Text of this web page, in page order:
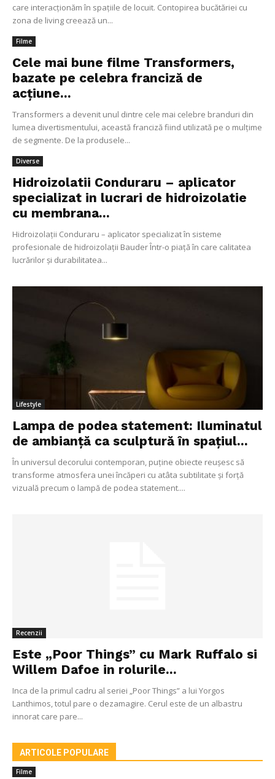
care interacționăm în spațiile de locuit. Contopirea bucătăriei cu
zona de living creează un...
Filme
Cele mai bune filme Transformers,
bazate pe celebra franciză de
acțiune...
Transformers a devenit unul dintre cele mai celebre branduri din
lumea divertismentului, această franciză fiind utilizată pe o mulțime
de segmente. De la produsele...
Diverse
Hidroizolatii Conduraru – aplicator
specializat in lucrari de hidroizolatie
cu membrana...
Hidroizolații Conduraru – aplicator specializat în sisteme
profesionale de hidroizolații Bauder Într-o piață în care calitatea
lucrărilor și durabilitatea...
Lifestyle
Lampa de podea statement: Iluminatul
de ambianță ca sculptură în spațiul...
În universul decorului contemporan, puține obiecte reușesc să
transforme atmosfera unei încăperi cu atâta subtilitate și forță
vizuală precum o lampă de podea statement....
Recenzii
Este „Poor Things” cu Mark Ruffalo si
Willem Dafoe in rolurile...
Inca de la primul cadru al seriei „Poor Things” a lui Yorgos
Lanthimos, totul pare o dezamagire. Cerul este de un albastru
innorat care pare...
ARTICOLE POPULARE
Filme